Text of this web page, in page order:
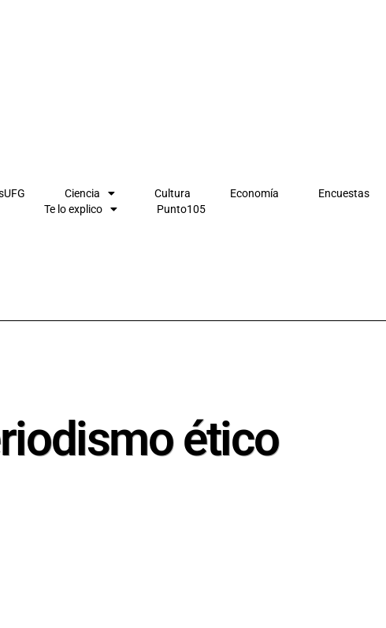
Ciencia Cultura Economía
Encuestas
Te lo explico
Punto105
ético